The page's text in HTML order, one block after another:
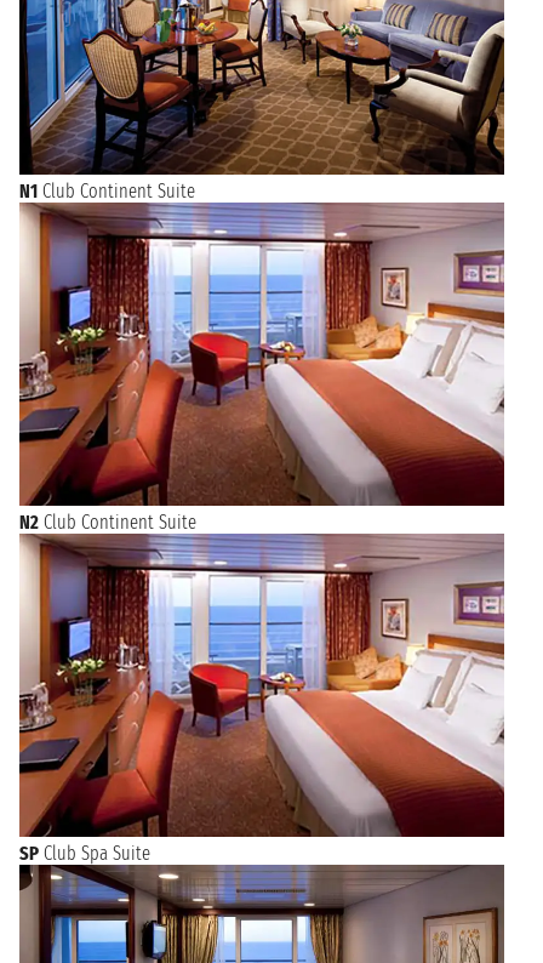
N1 Club Continent Suite
N2 Club Continent Suite
SP Club Spa Suite